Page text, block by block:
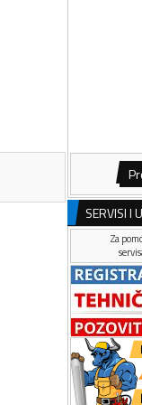
SERVISI I
Za